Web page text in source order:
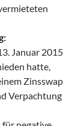
Januar 2015
hatte,
Zinsswap
Verpachtung